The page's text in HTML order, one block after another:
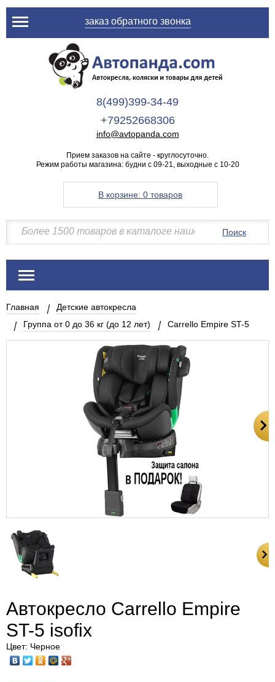
заказ обратного звонка
8(499)399-34-49
+79252668306
info@avtopanda.com
Прием заказов на сайте - круглосуточно.
Режим работы магазина: будни с 09-21, выходные с 10-20
В корзине: 0 товаров
Поиск
Главная
Детские автокресла
Группа от 0 до 36 кг (до 12 лет)
Carrello Empire ST-5
Автокресло Carrello Empire
ST-5 isofix
Цвет: Черное